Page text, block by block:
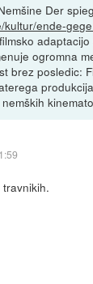
Der
kultur/ende-
ogromna
brez posledic: